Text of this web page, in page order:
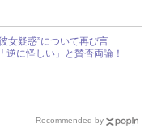
女疑惑”について再び言
に怪しい」と賛否両論！
Recommended by